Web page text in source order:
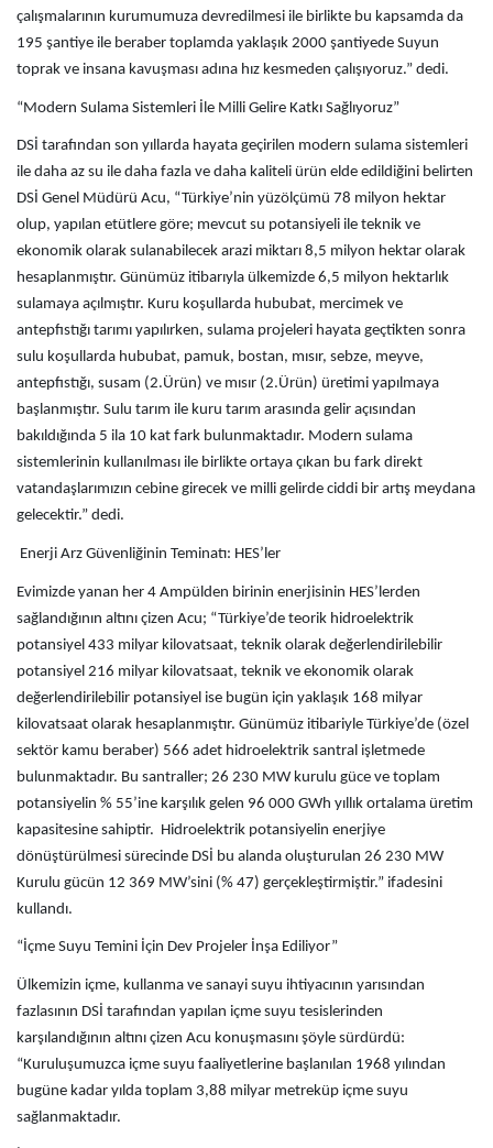
çalışmalarının kurumumuza devredilmesi ile birlikte bu kapsamda da
195 şantiye ile beraber toplamda yaklaşık 2000 şantiyede Suyun
toprak ve insana kavuşması adına hız kesmeden çalışıyoruz.” dedi.
“Modern Sulama Sistemleri İle Milli Gelire Katkı Sağlıyoruz”
DSİ tarafından son yıllarda hayata geçirilen modern sulama sistemleri
ile daha az su ile daha fazla ve daha kaliteli ürün elde edildiğini belirten
DSİ Genel Müdürü Acu, “Türkiye’nin yüzölçümü 78 milyon hektar
olup, yapılan etütlere göre; mevcut su potansiyeli ile teknik ve
ekonomik olarak sulanabilecek arazi miktarı 8,5 milyon hektar olarak
hesaplanmıştır. Günümüz itibarıyla ülkemizde 6,5 milyon hektarlık
sulamaya açılmıştır. Kuru koşullarda hububat, mercimek ve
antepfıstığı tarımı yapılırken, sulama projeleri hayata geçtikten sonra
sulu koşullarda hububat, pamuk, bostan, mısır, sebze, meyve,
antepfıstığı, susam (2.Ürün) ve mısır (2.Ürün) üretimi yapılmaya
başlanmıştır. Sulu tarım ile kuru tarım arasında gelir açısından
bakıldığında 5 ila 10 kat fark bulunmaktadır. Modern sulama
sistemlerinin kullanılması ile birlikte ortaya çıkan bu fark direkt
vatandaşlarımızın cebine girecek ve milli gelirde ciddi bir artış meydana
gelecektir.” dedi.
Enerji Arz Güvenliğinin Teminatı: HES’ler
Evimizde yanan her 4 Ampülden birinin enerjisinin HES’lerden
sağlandığının altını çizen Acu; “Türkiye’de teorik hidroelektrik
potansiyel 433 milyar kilovatsaat, teknik olarak değerlendirilebilir
potansiyel 216 milyar kilovatsaat, teknik ve ekonomik olarak
değerlendirilebilir potansiyel ise bugün için yaklaşık 168 milyar
kilovatsaat olarak hesaplanmıştır. Günümüz itibariyle Türkiye’de (özel
sektör kamu beraber) 566 adet hidroelektrik santral işletmede
bulunmaktadır. Bu santraller; 26 230 MW kurulu güce ve toplam
potansiyelin % 55’ine karşılık gelen 96 000 GWh yıllık ortalama üretim
kapasitesine sahiptir. Hidroelektrik potansiyelin enerjiye
dönüştürülmesi sürecinde DSİ bu alanda oluşturulan 26 230 MW
Kurulu gücün 12 369 MW’sini (% 47) gerçekleştirmiştir.” ifadesini
kullandı.
“İçme Suyu Temini İçin Dev Projeler İnşa Ediliyor”
Ülkemizin içme, kullanma ve sanayi suyu ihtiyacının yarısından
fazlasının DSİ tarafından yapılan içme suyu tesislerinden
karşılandığının altını çizen Acu konuşmasını şöyle sürdürdü:
“Kuruluşumuzca içme suyu faaliyetlerine başlanılan 1968 yılından
bugüne kadar yılda toplam 3,88 milyar metreküp içme suyu
sağlanmaktadır.